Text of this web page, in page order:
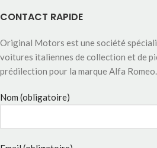
CONTACT RAPIDE
Original Motors est une société
voitures italiennes de collection et de
prédilection pour la marque Alfa Romeo.
Nom (obligatoire)